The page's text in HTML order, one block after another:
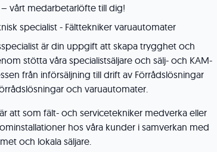
vårt medarbetarlöfte till dig!
specialist - Fälttekniker varuautomater
är din uppgift att skapa trygghet och
stötta våra specialistsäljare och sälj- och KAM-
från införsäljning till drift av Förrådslösningar
och varuautomater.
att som fält- och servicetekniker medverka eller
hos våra kunder i samverkan med
och lokala säljare.